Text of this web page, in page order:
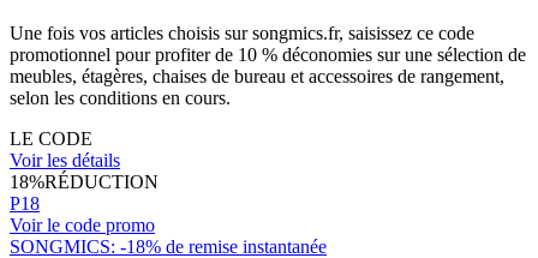
Une fois vos articles choisis sur songmics.fr, saisissez ce code
promotionnel pour profiter de 10 % déconomies sur une sélection de
meubles, étagères, chaises de bureau et accessoires de rangement,
selon les conditions en cours.
LE CODE
Voir les détails
18%RÉDUCTION
P18
Voir le code promo
SONGMICS: -18% de remise instantanée